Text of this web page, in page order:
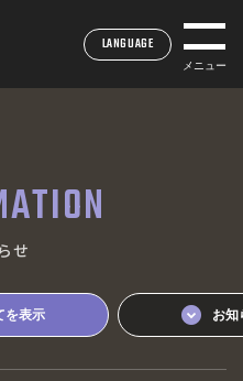
LANGUAGE
メニュー
一乗谷朝倉氏遺跡博物館
せ
を表示 お知